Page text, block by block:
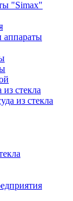
"Simax"
аппараты
из стекла
из стекла